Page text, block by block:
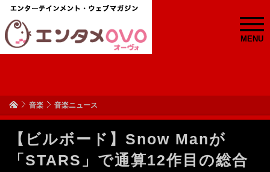
MENU
音楽 音楽ニュース
【ビルボード】Snow Manが
「STARS」で通算12作目の総合